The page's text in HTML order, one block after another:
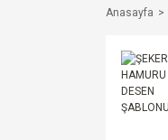
Anasayfa